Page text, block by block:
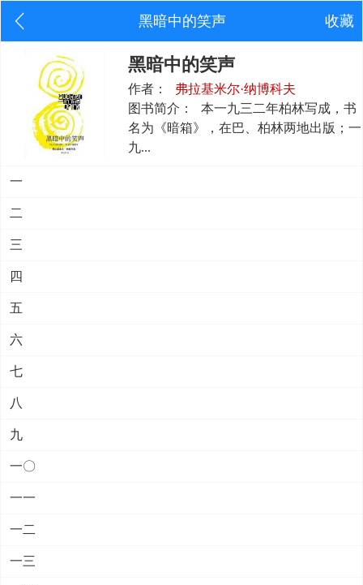
黑暗中的笑声 收藏
黑暗中的笑声
作者：
弗拉基米尔·纳博科夫
图书简介：
本一九三二年柏林写成，书
名为《暗箱》，在巴、柏林两地出版；一
九...
一
二
三
四
五
六
七
八
九
一〇
一一
一二
一三